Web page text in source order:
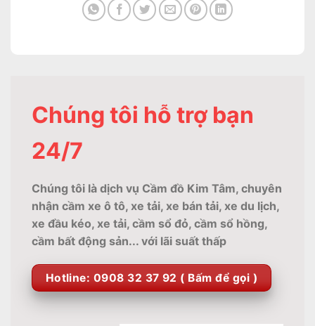
Chúng tôi hỗ trợ bạn
24/7
Chúng tôi là dịch vụ Cầm đồ Kim Tâm, chuyên
nhận cầm xe ô tô, xe tải, xe bán tải, xe du lịch,
xe đầu kéo, xe tải, cầm sổ đỏ, cầm sổ hồng,
cầm bất động sản... với lãi suất thấp
Hotline: 0908 32 37 92 ( Bấm để gọi )